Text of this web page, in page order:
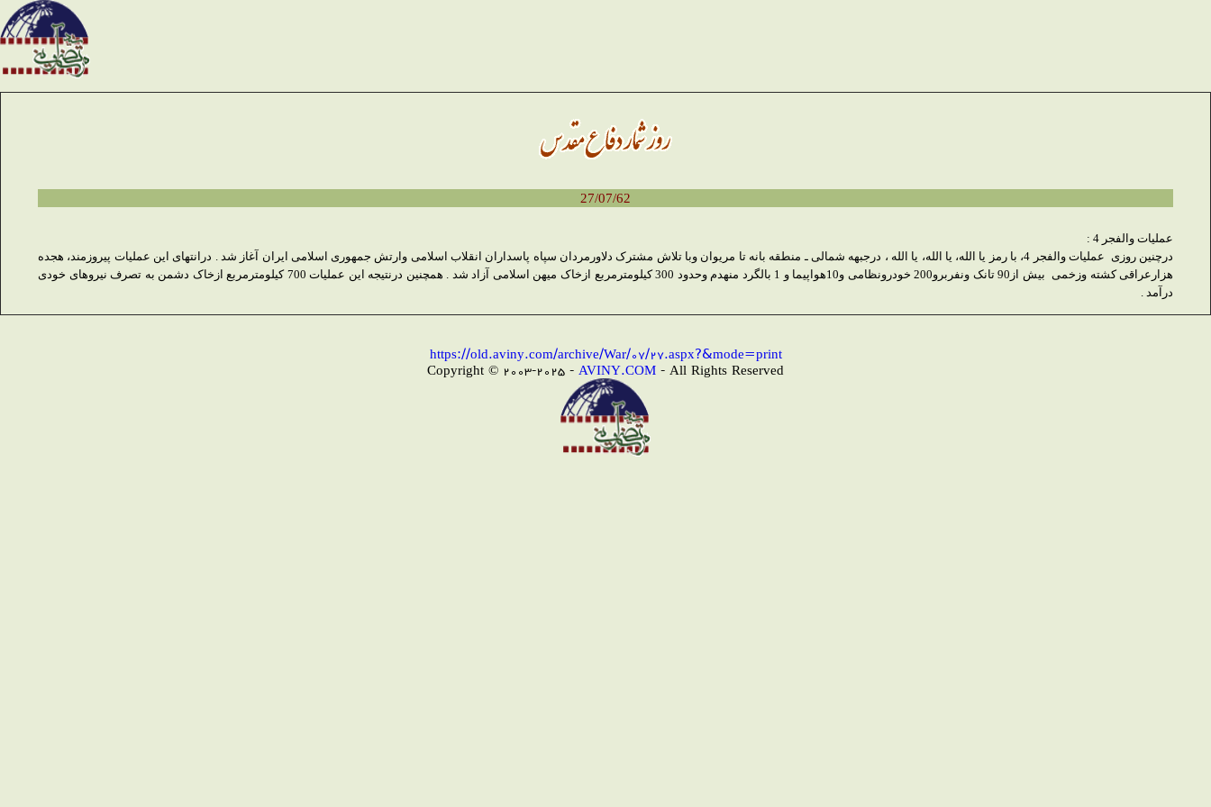
27/07/62
عملیات والفجر 4 :
درچنین روزی عملیات والفجر 4، با رمز یا الله، یا الله، یا الله ، درجبهه شمالی ـ منطقه بانه تا مریوان وبا تلاش مشترک دلاورمردان سپاه پاسداران انقلاب اسلامی وارتش جمهوری اسلامی ایران آغاز شد . درانتهای این عملیات پیروزمند، هجده
هزارعراقی کشته وزخمی بیش از90 تانک ونفربرو200 خودرونظامی و10هواپیما و 1 بالگرد منهدم وحدود 300 کیلومترمربع ازخاک میهن اسلامی آزاد شد . همچنین درنتیجه این عملیات 700 کیلومترمربع ازخاک دشمن به تصرف نیروهای خودی
درآمد .
https://old.aviny.com/archive/War/07/27.aspx?&mode=print
Copyright © 2003-2025 - AVINY.COM - All Rights Reserved